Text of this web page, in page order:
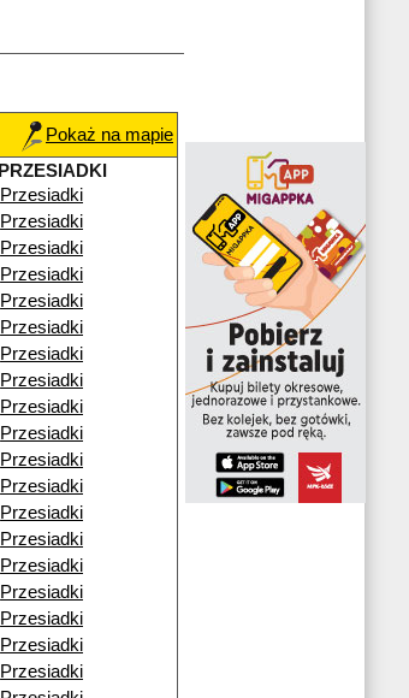
Pokaż na mapie
PRZESIADKI
Przesiadki
Przesiadki
Przesiadki
Przesiadki
Przesiadki
Przesiadki
Przesiadki
Przesiadki
Przesiadki
Przesiadki
Przesiadki
Przesiadki
Przesiadki
Przesiadki
Przesiadki
Przesiadki
Przesiadki
Przesiadki
Przesiadki